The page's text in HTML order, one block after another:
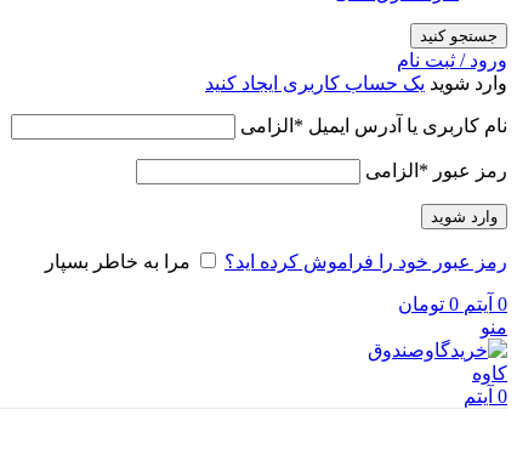
جستجو کنید
ورود / ثبت نام
وارد شوید یک حساب کاربری ایجاد کنید
نام کاربری یا آدرس ایمیل * الزامی
رمز عبور * الزامی
وارد شوید
رمز عبور خود را فراموش کرده اید؟ مرا به خاطر بسپار
0 آیتم 0 تومان
منو
0 آیتم